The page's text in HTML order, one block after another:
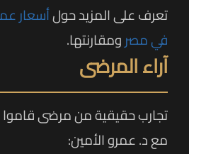
تعرف على المزيد حولأسعار
في مصرومقارنتها.
آراء المرضى
تجارب حقيقية من مرضى قاموا
مع د. عمرو الأمين: